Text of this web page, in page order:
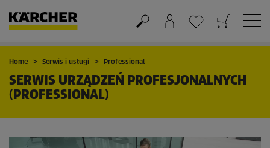
Koszyk
Lista życzeń
Home Serwis i usługi Professional
SERWIS URZĄDZEŃ PROFESJONALNYCH
(PROFESSIONAL)